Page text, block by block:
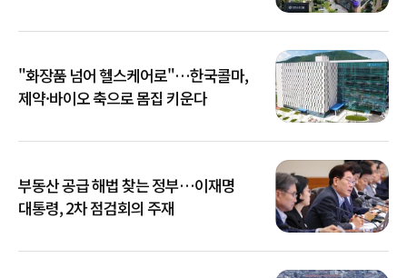
"화장품 넘어 헬스케어로"…한국콜마,
제약·바이오 축으로 몸집 키운다
부동산 공급 해법 찾는 정부…이재명
대통령, 2차 점검회의 주재